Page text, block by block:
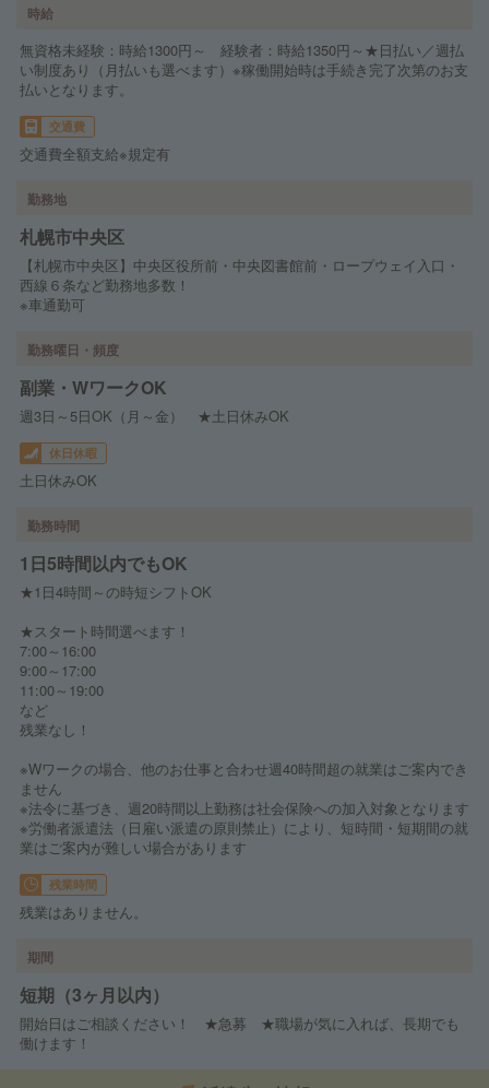
時給
無資格未経験：時給1300円～ 経験者：時給1350円～★日払い／週払
い制度あり（月払いも選べます）※稼働開始時は手続き完了次第のお支
払いとなります。
交通費
交通費全額支給※規定有
勤務地
札幌市中央区
【札幌市中央区】中央区役所前・中央図書館前・ロープウェイ入口・
西線６条など勤務地多数！
※車通勤可
勤務曜日・頻度
副業・WワークOK
週3日～5日OK（月～金） ★土日休みOK
休日休暇
土日休みOK
勤務時間
1日5時間以内でもOK
★1日4時間～の時短シフトOK
★スタート時間選べます！
7:00～16:00
9:00～17:00
11:00～19:00
など
残業なし！
※Wワークの場合、他のお仕事と合わせ週40時間超の就業はご案内でき
ません
※法令に基づき、週20時間以上勤務は社会保険への加入対象となります
※労働者派遣法（日雇い派遣の原則禁止）により、短時間・短期間の就
業はご案内が難しい場合があります
残業時間
残業はありません。
期間
短期（3ヶ月以内）
開始日はご相談ください！ ★急募 ★職場が気に入れば、長期でも
働けます！